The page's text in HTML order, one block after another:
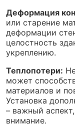
Деформация
или старение
деформации
целостность
укреплению.
Теплопотери:
может
материалов и
Установка
– важный
внимание.